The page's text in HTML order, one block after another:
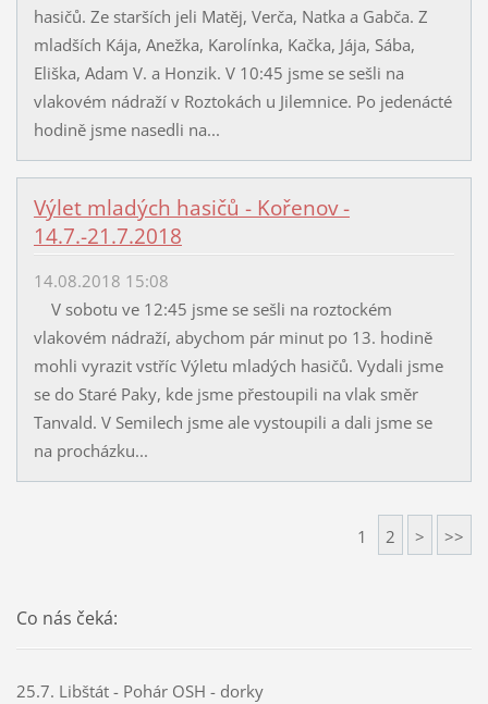
hasičů. Ze starších jeli Matěj, Verča, Natka a Gabča. Z
mladších Kája, Anežka, Karolínka, Kačka, Jája, Sába,
Eliška, Adam V. a Honzik. V 10:45 jsme se sešli na
vlakovém nádraží v Roztokách u Jilemnice. Po jedenácté
hodině jsme nasedli na...
Výlet mladých hasičů - Kořenov -
14.7.-21.7.2018
14.08.2018 15:08
V sobotu ve 12:45 jsme se sešli na roztockém
vlakovém nádraží, abychom pár minut po 13. hodině
mohli vyrazit vstříc Výletu mladých hasičů. Vydali jsme
se do Staré Paky, kde jsme přestoupili na vlak směr
Tanvald. V Semilech jsme ale vystoupili a dali jsme se
na procházku...
1 2 > >>
Co nás čeká:
25.7. Libštát - Pohár OSH - dorky